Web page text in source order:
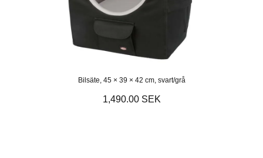
Bilsäte, 45 × 39 × 42 cm, svart/grå
1,490.00 SEK